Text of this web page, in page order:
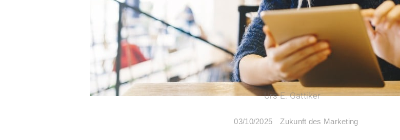
Urs E. Gattiker
03/10/2025 Zukunft des Marketing